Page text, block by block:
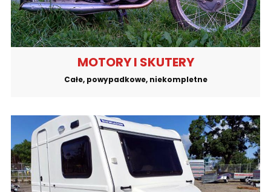
MOTORY I SKUTERY
Całe, powypadkowe, niekompletne